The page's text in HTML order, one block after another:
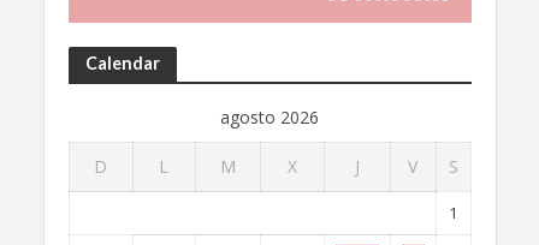
Calendar
agosto 2026
D L M X J V S
1